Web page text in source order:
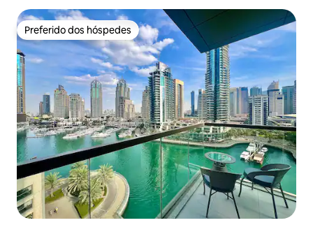
Preferido dos hóspedes
Preferido dos hóspedes